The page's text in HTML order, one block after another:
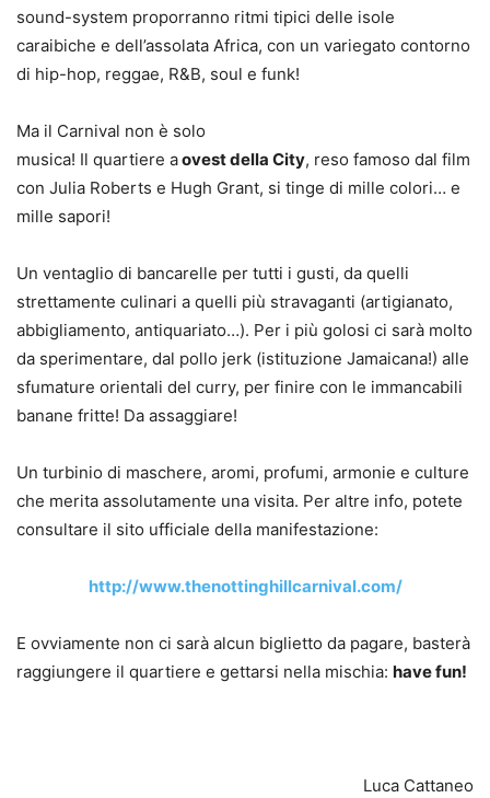
sound-system proporranno ritmi tipici delle isole
caraibiche e dell’assolata Africa, con un variegato contorno
di hip-hop, reggae, R&B, soul e funk!
Ma il Carnival non è solo
musica! Il quartiere aovest della City, reso famoso dal film
con Julia Roberts e Hugh Grant, si tinge di mille colori… e
mille sapori!
Un ventaglio di bancarelle per tutti i gusti, da quelli
strettamente culinari a quelli più stravaganti (artigianato,
abbigliamento, antiquariato…). Per i più golosi ci sarà molto
da sperimentare, dal pollo jerk (istituzione Jamaicana!) alle
sfumature orientali del curry, per finire con le immancabili
banane fritte! Da assaggiare!
Un turbinio di maschere, aromi, profumi, armonie e culture
che merita assolutamente una visita. Per altre info, potete
consultare il sito ufficiale della manifestazione:
http://www.thenottinghillcarnival.com/
E ovviamente non ci sarà alcun biglietto da pagare, basterà
raggiungere il quartiere e gettarsi nella mischia: have fun!
Luca Cattaneo